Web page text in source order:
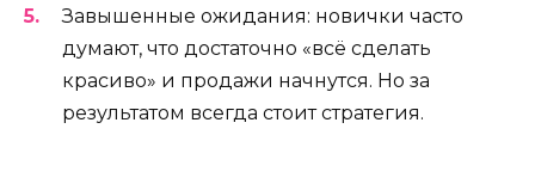
Завышенные ожидания: новички часто
думают, что достаточно «всё сделать
красиво» и продажи начнутся. Но за
результатом всегда стоит стратегия.